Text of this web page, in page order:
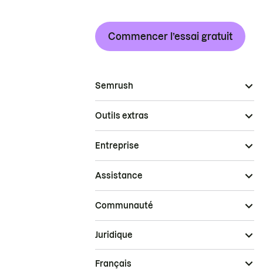
Commencer l’essai gratuit
Semrush
Outils extras
Entreprise
Assistance
Communauté
Juridique
Français